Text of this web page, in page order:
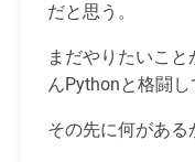
だと思う。
まだやりたいこ
んPythonと格闘し
その先に何がある